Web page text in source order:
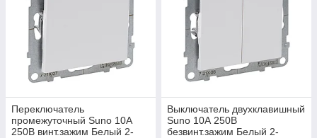
Переключатель
промежуточный Suno 10А
250В винт.зажим Белый 2-
Выключатель двухклавишный
Suno 10А 250В
безвинт.зажим Белый 2-